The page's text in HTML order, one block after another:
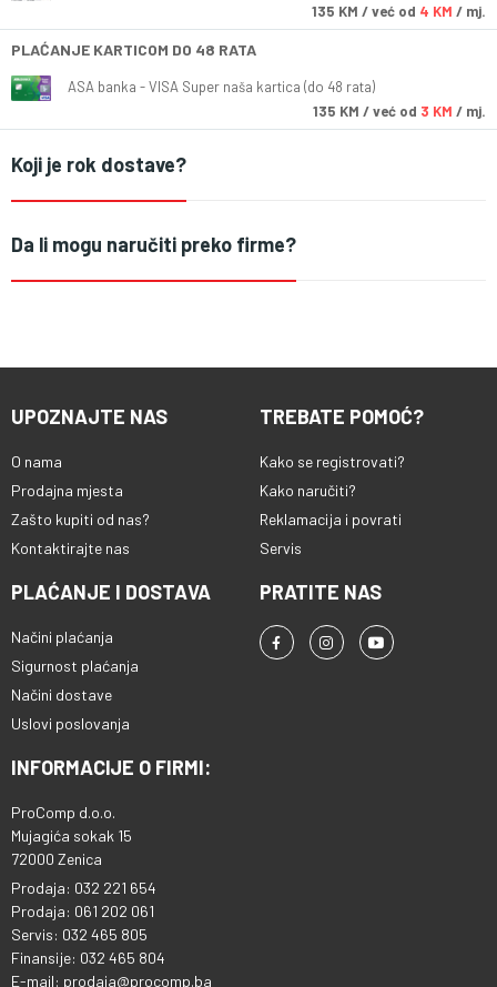
135 KM / već od 4 KM / mj.
PLAĆANJE KARTICOM DO 48 RATA
ASA banka - VISA Super naša kartica (do 48 rata)
135 KM / već od 3 KM / mj.
Koji je rok dostave?
Da li mogu naručiti preko firme?
UPOZNAJTE NAS
O nama
Prodajna mjesta
Zašto kupiti od nas?
Kontaktirajte nas
TREBATE POMOĆ?
Kako se registrovati?
Kako naručiti?
Reklamacija i povrati
Servis
PLAĆANJE I DOSTAVA
Načini plaćanja
Sigurnost plaćanja
Načini dostave
Uslovi poslovanja
PRATITE NAS
INFORMACIJE O FIRMI:
ProComp d.o.o.
Mujagića sokak 15
72000 Zenica
Prodaja: 032 221 654
Prodaja: 061 202 061
Servis: 032 465 805
Finansije: 032 465 804
E-mail: prodaja@procomp.ba